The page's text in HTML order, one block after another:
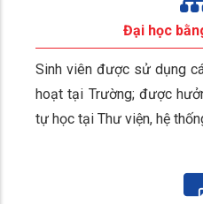
Đại học
Sinh viên được sử dụng
hoạt tại Trường; được
tự học tại Thư viện, hệ